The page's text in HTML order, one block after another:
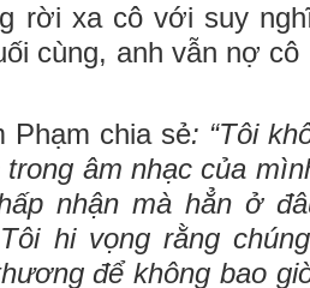
rời xa cô với suy
cùng, anh vẫn nợ
Phạm chia sẻ: “Tôi
âm nhạc của
nhận mà hẳn ở
hi vọng rằng
để không bao